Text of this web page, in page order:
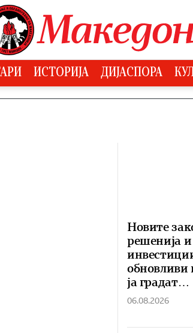
ИСТОРИЈА ДИЈАСПОРА
Новите
решенија и
обновливи
ја градат
06.08.2026